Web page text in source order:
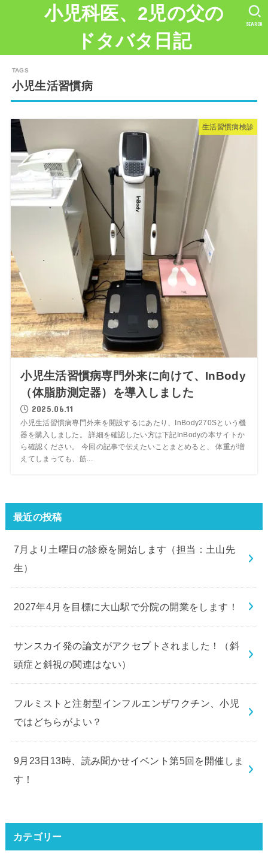
小児科医、2児の父の
ドタバタ日記
SEARCH
小児生活習慣病
生活習慣病検診
小児生活習慣病専門外来に向けて、InBody
（体脂肪測定器）を導入しました
2025.06.11
小児生活習慣病専門外来を開設するにあたり、InBody270Sという機
器を購入しました。 詳細を確認したい方は下記InBodyの本サイトか
ら確認ください。 今回の記事で伝えたいことまとめると、 体重が増
えてしまっても、筋...
最近の投稿
7月より土曜日の診療を開始します（担当：土山先
生）
2027年4月を目標に大山駅で分院の開業をします！
サンスカイ発の論文がアクセプトされました！（斜
頭症と斜視の関連はない）
フルミストと注射型インフルエンザワクチン、小児
ではどちらがよい？
9月23日13時、読み聞かせイベント第5回を開催しま
す！
カテゴリー